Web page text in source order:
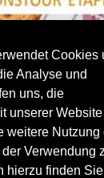
Cookies
Analyse und
uns, die
unserer Website
weitere Nutzung
Verwendung
hierzu finden